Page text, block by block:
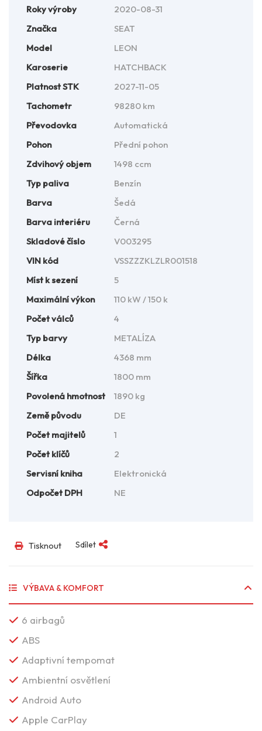
Roky výroby
2020-08-31
Značka
SEAT
Model
LEON
Karoserie
HATCHBACK
Platnost STK
2027-11-05
Tachometr
98280 km
Převodovka
Automatická
Pohon
Přední pohon
Zdvihový objem
1498 ccm
Typ paliva
Benzín
Barva
Šedá
Barva interiéru
Černá
Skladové číslo
V003295
VIN kód
VSSZZZKLZLR001518
Míst k sezení
5
Maximální výkon
110 kW / 150 k
Počet válců
4
Typ barvy
METALÍZA
Délka
4368 mm
Šířka
1800 mm
Povolená hmotnost
1890 kg
Země původu
DE
Počet majitelů
1
Počet klíčů
2
Servisní kniha
Elektronická
Odpočet DPH
NE
Tisknout Sdílet
VÝBAVA & KOMFORT
6 airbagů
ABS
Adaptivní tempomat
Ambientní osvětlení
Android Auto
Apple CarPlay